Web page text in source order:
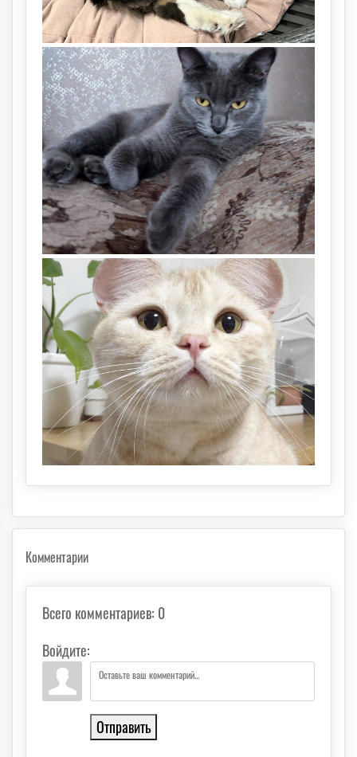
Комментарии
Всего комментариев: 0
Войдите:
Отправить